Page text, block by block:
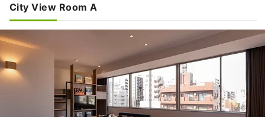
City View Room A